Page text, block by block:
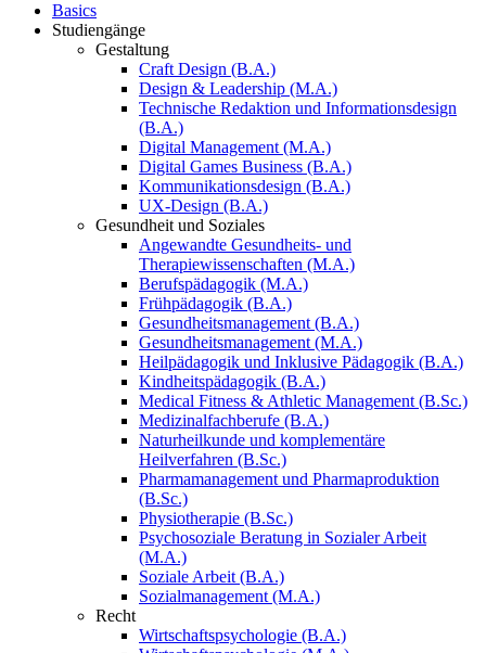
Basics
Studiengänge
Gestaltung
Craft Design (B.A.)
Design & Leadership (M.A.)
Technische Redaktion und Informationsdesign
(B.A.)
Digital Management (M.A.)
Digital Games Business (B.A.)
Kommunikationsdesign (B.A.)
UX-Design (B.A.)
Gesundheit und Soziales
Angewandte Gesundheits- und
Therapiewissenschaften (M.A.)
Berufspädagogik (M.A.)
Frühpädagogik (B.A.)
Gesundheitsmanagement (B.A.)
Gesundheitsmanagement (M.A.)
Heilpädagogik und Inklusive Pädagogik (B.A.)
Kindheitspädagogik (B.A.)
Medical Fitness & Athletic Management (B.Sc.)
Medizinalfachberufe (B.A.)
Naturheilkunde und komplementäre
Heilverfahren (B.Sc.)
Pharmamanagement und Pharmaproduktion
(B.Sc.)
Physiotherapie (B.Sc.)
Psychosoziale Beratung in Sozialer Arbeit
(M.A.)
Soziale Arbeit (B.A.)
Sozialmanagement (M.A.)
Recht
Wirtschaftspsychologie (B.A.)